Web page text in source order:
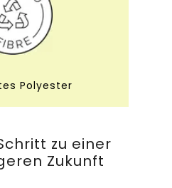
Polyester
zu einer
Zukunft